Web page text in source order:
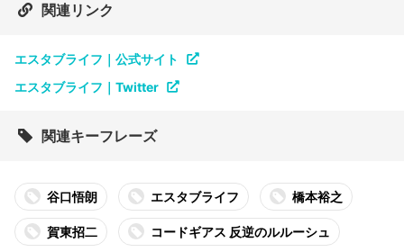
関連リンク
エスタブライフ｜公式サイト
エスタブライフ｜Twitter
関連キーフレーズ
谷口悟朗 エスタブライフ 橋本裕之
賀東招二 コードギアス 反逆のルルーシュ